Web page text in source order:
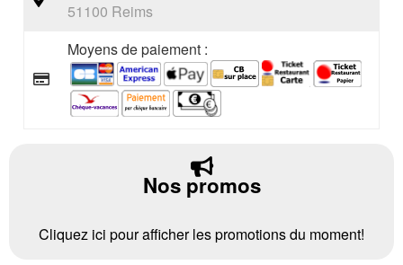
51100 Reims
Moyens de paiement :
Nos promos
Cliquez ici pour afficher les promotions du moment!